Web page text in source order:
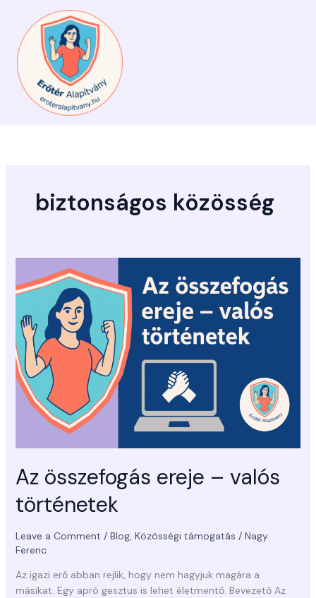
content
biztonságos közösség
Az összefogás ereje – valós
történetek
Leave a Comment / Blog, Közösségi támogatás / Nagy
Ferenc
Az igazi erő abban rejlik, hogy nem hagyjuk magára a
másikat. Egy apró gesztus is lehet életmentő. Bevezető Az
összefogás
ereje
valós
történetek